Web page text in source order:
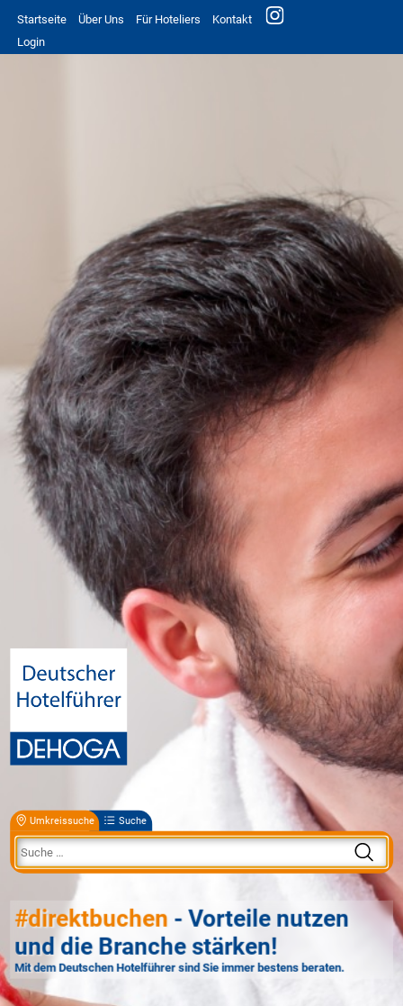
Startseite Über Uns Für Hoteliers
Kontakt
Login
Umkreissuche Suche
#direktbuchen - Vorteile nutzen
und die Branche stärken!
Mit dem Deutschen Hotelführer sind Sie immer bestens beraten.